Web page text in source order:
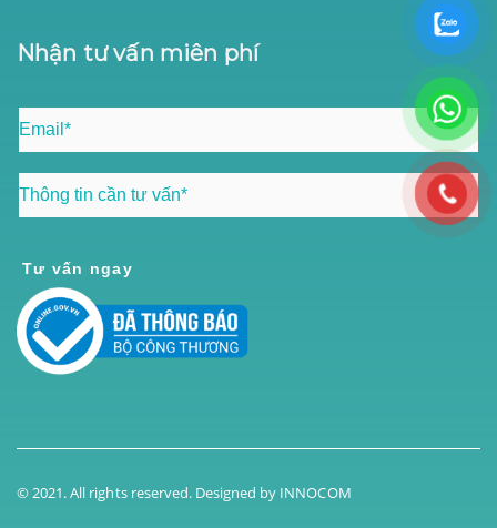
Nhận tư vấn miên phí
Tư vấn ngay
© 2021. All rights reserved. Designed by INNOCOM